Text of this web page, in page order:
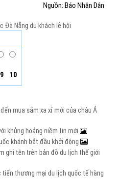
Nguồn: Báo Nhân Dân
Đà Nẵng du khách lễ hội
9 10
mua sắm xa xỉ mới của châu Á
khủng hoảng niềm tin mới
khánh bắt đầu khởi động
ghi tên trên bản đồ du lịch thế giới
tiến thương mại du lịch quốc tế hàng